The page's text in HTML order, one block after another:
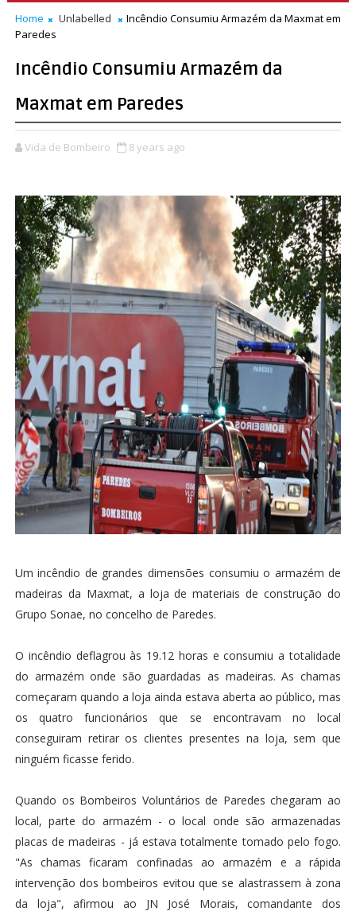
Home Unlabelled
Incêndio Consumiu Armazém da Maxmat em
Paredes
Incêndio Consumiu Armazém da
Maxmat em Paredes
Vida de Bombeiro 8 years ago
Um incêndio de grandes dimensões consumiu o armazém de
madeiras da Maxmat, a loja de materiais de construção do
Grupo Sonae, no concelho de Paredes.
O incêndio deflagrou às 19.12 horas e consumiu a totalidade
do armazém onde são guardadas as madeiras. As chamas
começaram quando a loja ainda estava aberta ao público, mas
os quatro funcionários que se encontravam no local
conseguiram retirar os clientes presentes na loja, sem que
ninguém ficasse ferido.
Quando os Bombeiros Voluntários de Paredes chegaram ao
local, parte do armazém - o local onde são armazenadas
placas de madeiras - já estava totalmente tomado pelo fogo.
"As chamas ficaram confinadas ao armazém e a rápida
intervenção dos bombeiros evitou que se alastrassem à zona
da loja", afirmou ao JN José Morais, comandante dos